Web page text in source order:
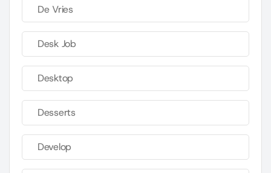
De Vries
Desk Job
Desktop
Desserts
Develop